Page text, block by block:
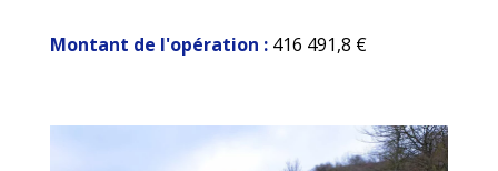
Montant de l'opération : 416 491,8 €